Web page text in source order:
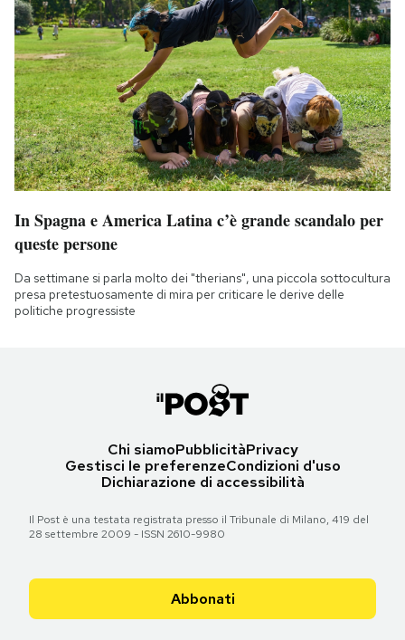
In Spagna e America Latina c’è grande scandalo per
queste persone
Da settimane si parla molto dei "therians", una piccola sottocultura
presa pretestuosamente di mira per criticare le derive delle
politiche progressiste
Chi siamoPubblicitàPrivacy
Gestisci le preferenzeCondizioni d'uso
Dichiarazione di accessibilità
Il Post è una testata registrata presso il Tribunale di Milano, 419 del
28 settembre 2009 - ISSN 2610-9980
Abbonati